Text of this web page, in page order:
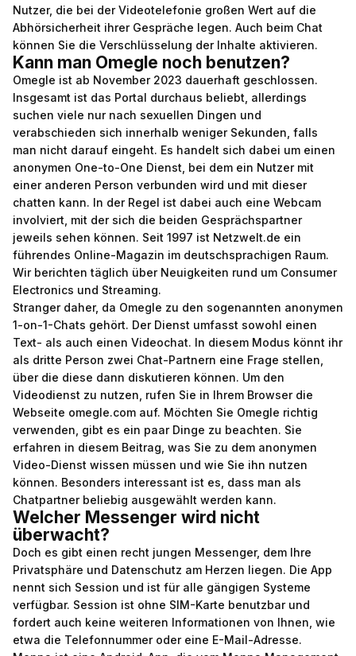
Nutzer, die bei der Videotelefonie großen Wert auf die
Abhörsicherheit ihrer Gespräche legen. Auch beim Chat
können Sie die Verschlüsselung der Inhalte aktivieren.
Kann man Omegle noch benutzen?
Omegle ist ab November 2023 dauerhaft geschlossen.
Insgesamt ist das Portal durchaus beliebt, allerdings
suchen viele nur nach sexuellen Dingen und
verabschieden sich innerhalb weniger Sekunden, falls
man nicht darauf eingeht. Es handelt sich dabei um einen
anonymen One-to-One Dienst, bei dem ein Nutzer mit
einer anderen Person verbunden wird und mit dieser
chatten kann. In der Regel ist dabei auch eine Webcam
involviert, mit der sich die beiden Gesprächspartner
jeweils sehen können. Seit 1997 ist Netzwelt.de ein
führendes Online-Magazin im deutschsprachigen Raum.
Wir berichten täglich über Neuigkeiten rund um Consumer
Electronics und Streaming.
Stranger daher, da Omegle zu den sogenannten anonymen
1-on-1-Chats gehört. Der Dienst umfasst sowohl einen
Text- als auch einen Videochat. In diesem Modus könnt ihr
als dritte Person zwei Chat-Partnern eine Frage stellen,
über die diese dann diskutieren können. Um den
Videodienst zu nutzen, rufen Sie in Ihrem Browser die
Webseite omegle.com auf. Möchten Sie Omegle richtig
verwenden, gibt es ein paar Dinge zu beachten. Sie
erfahren in diesem Beitrag, was Sie zu dem anonymen
Video-Dienst wissen müssen und wie Sie ihn nutzen
können. Besonders interessant ist es, dass man als
Chatpartner beliebig ausgewählt werden kann.
Welcher Messenger wird nicht
überwacht?
Doch es gibt einen recht jungen Messenger, dem Ihre
Privatsphäre und Datenschutz am Herzen liegen. Die App
nennt sich Session und ist für alle gängigen Systeme
verfügbar. Session ist ohne SIM-Karte benutzbar und
fordert auch keine weiteren Informationen von Ihnen, wie
etwa die Telefonnummer oder eine E-Mail-Adresse.